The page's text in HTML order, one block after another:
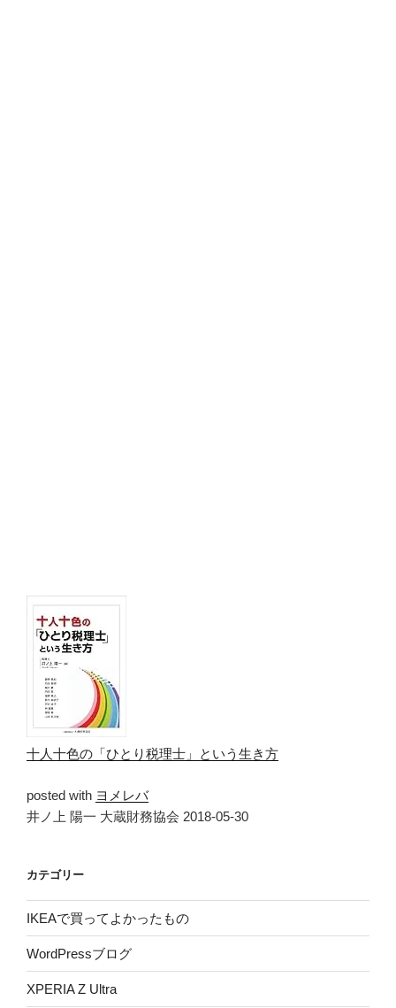
十人十色の「ひとり税理士」という生き方
posted with ヨメレバ
井ノ上 陽一 大蔵財務協会 2018-05-30
カテゴリー
IKEAで買ってよかったもの
WordPressブログ
XPERIA Z Ultra